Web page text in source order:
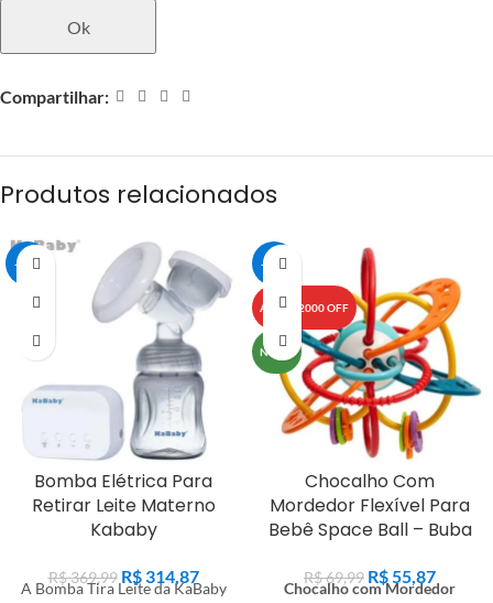
Ok
Compartilhar:
Produtos relacionados
-15%
Bomba Elétrica Para
Retirar Leite Materno
Kababy
R$369,99 R$314,87
A Bomba Tira Leite da KaBaby
-20%
ATÉ R$ 2000 OFF
NOVO
Chocalho Com
Mordedor Flexível Para
Bebê Space Ball – Buba
R$69,99 R$55,87
Chocalho com Mordedor